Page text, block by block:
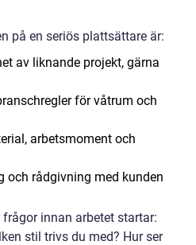
på en seriös plattsättare är:
av liknande projekt, gärna
för våtrum och
arbetsmoment och
och rådgivning med kunden
innan arbetet startar:
stil trivs du med? Hur ser